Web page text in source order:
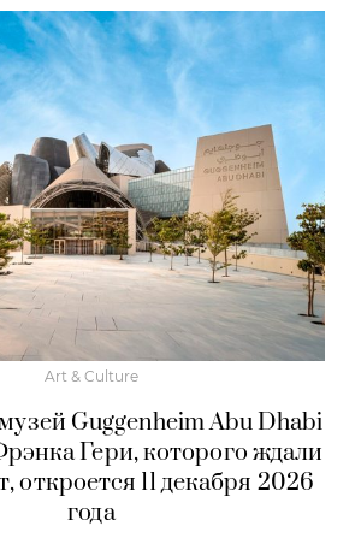
Art & Culture
Guggenheim Abu Dhabi
Гери, которого ждали
откроется 11 декабря 2026
года